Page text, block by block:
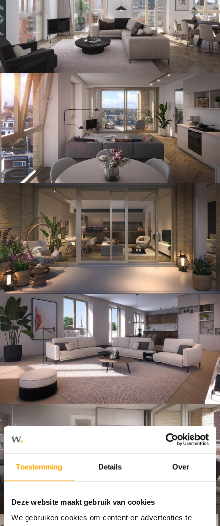
Toestemming Details Over
Deze website maakt gebruik van cookies
We gebruiken cookies om content en advertenties te